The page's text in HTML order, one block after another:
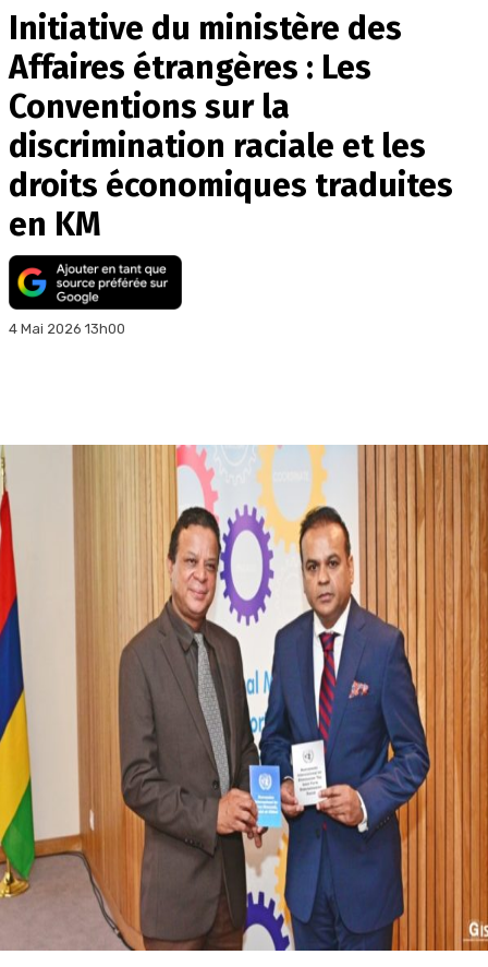
Initiative du ministère des
Affaires étrangères : Les
Conventions sur la
discrimination raciale et les
droits économiques traduites
en KM
4 Mai 2026 13h00